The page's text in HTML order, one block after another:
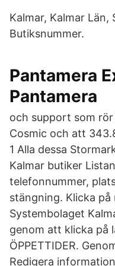
Kalmar, Kalmar Län,
Butiksnummer.
Pantamera
Pantamera
och support som
Cosmic och att
1 Alla dessa
Kalmar butiker
telefonnummer,
stängning. Klicka
Systembolaget
genom att klicka på
ÖPPETTIDER.
Redigera